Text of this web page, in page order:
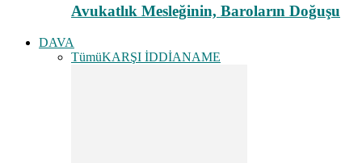
Avukatlık Mesleğinin, Baroların Doğuşu
DAVA
TümüKARŞI İDDİANAME